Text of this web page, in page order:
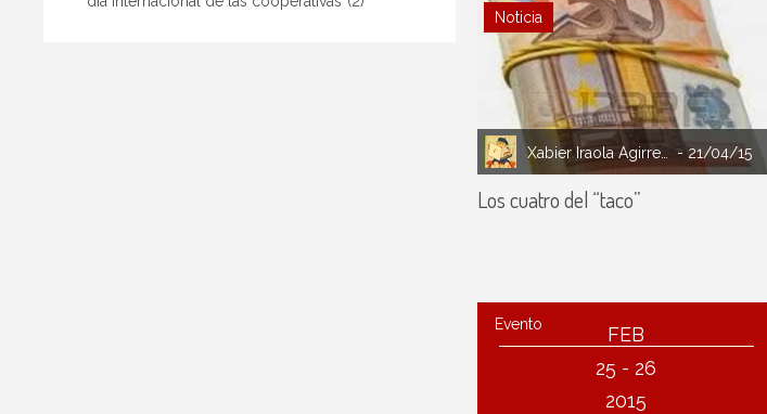
Xabier Iraola Agirrezabala - 21/04/15
Noticia
Los cuatro del “taco”
FEB
25 - 26
2015
Evento